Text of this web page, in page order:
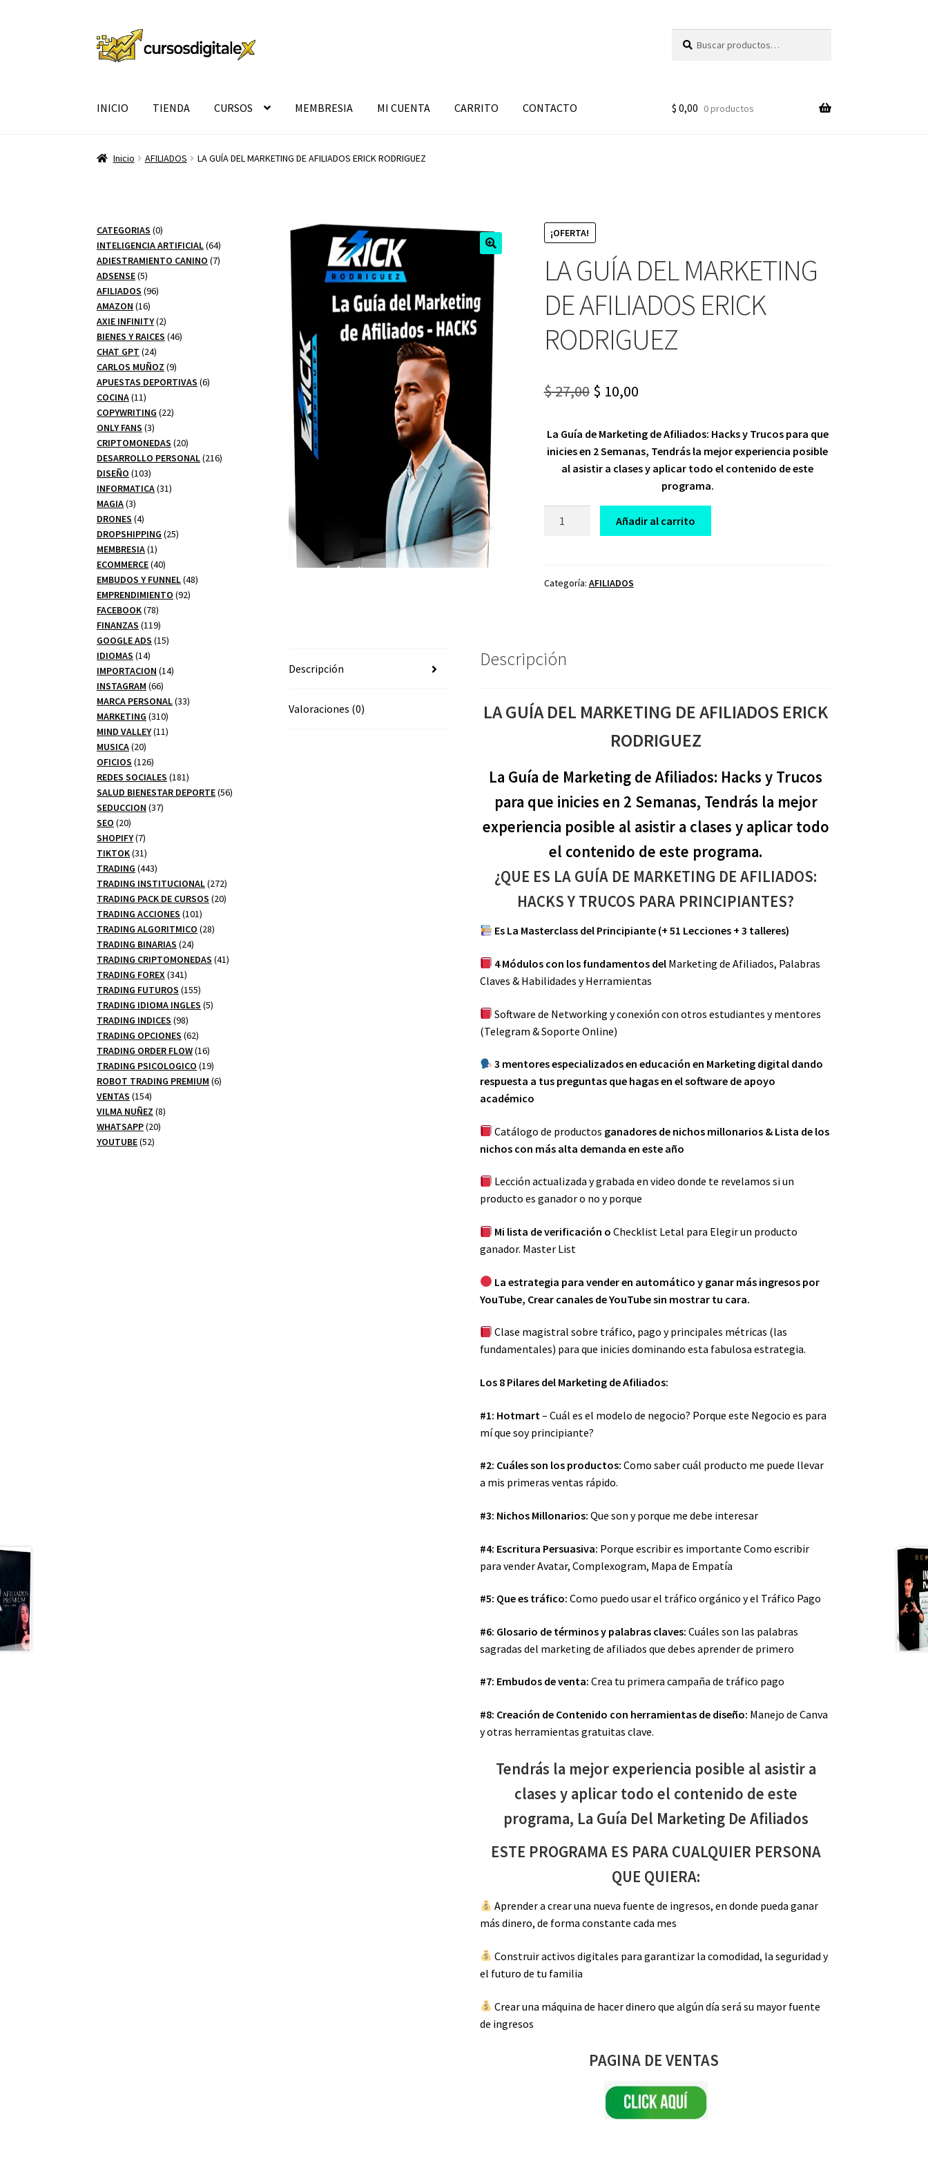
Ir
a
Ir
al
por:
INICIO TIENDA CURSOS MEMBRESIA MI CUENTA CARRITO CONTACTO $ 0,00 0 productos
Inicio AFILIADOS LA GUÍA DEL MARKETING DE AFILIADOS ERICK RODRIGUEZ
¡OFERTA!
LA GUÍA DEL MARKETING
DE AFILIADOS ERICK
RODRIGUEZ
$27,00 Original
was:
$ 27,00.
$ 10,00Current
is:
$ 10,00.
La Guía de Marketing de Afiliados: Hacks y Trucos para que
inicies en 2 Semanas, Tendrás la mejor experiencia posible
al asistir a clases y aplicar todo el contenido de este
programa.
DE
cantidad
Añadir al carrito
Categoría: AFILIADOS
Descripción
Valoraciones (0)
Descripción
LA GUÍA DEL MARKETING DE AFILIADOS ERICK
RODRIGUEZ
La Guía de Marketing de Afiliados: Hacks y Trucos
para que inicies en 2 Semanas, Tendrás la mejor
experiencia posible al asistir a clases y aplicar todo
el contenido de este programa.
¿QUE ES LA GUÍA DE MARKETING DE AFILIADOS:
HACKS Y TRUCOS PARA PRINCIPIANTES?
Es La Masterclass del Principiante (+ 51 Lecciones + 3 talleres)
4 Módulos con los fundamentos del Marketing de Afiliados, Palabras
Claves & Habilidades y Herramientas
Software de Networking y conexión con otros estudiantes y mentores
(Telegram & Soporte Online)
3 mentores especializados en educación en Marketing digital dando
respuesta a tus preguntas que hagas en el software de apoyo
académico
Catálogo de productos ganadores de nichos millonarios & Lista de los
nichos con más alta demanda en este año
Lección actualizada y grabada en video donde te revelamos si un
producto es ganador o no y porque
Mi lista de verificación oChecklist Letal para Elegir un producto
ganador. Master List
La estrategia para vender en automático y ganar más ingresos por
YouTube, Crear canales de YouTube sin mostrar tu cara.
Clase magistral sobre tráfico, pago y principales métricas (las
fundamentales) para que inicies dominando esta fabulosa estrategia.
Los 8 Pilares del Marketing de Afiliados:
#1: Hotmart– Cuál es el modelo de negocio? Porque este Negocio es para
mí que soy principiante?
#2: Cuáles son los productos: Como saber cuál producto me puede llevar
a mis primeras ventas rápido.
#3: Nichos Millonarios: Que son y porque me debe interesar
#4: Escritura Persuasiva: Porque escribir es importante Como escribir
para vender Avatar, Complexogram, Mapa de Empatía
#5: Que es tráfico:Como puedo usar el tráfico orgánico y el Tráfico Pago
#6: Glosario de términos y palabras claves: Cuáles son las palabras
sagradas del marketing de afiliados que debes aprender de primero
#7: Embudos de venta: Crea tu primera campaña de tráfico pago
#8: Creación de Contenido con herramientas de diseño: Manejo de Canva
y otras herramientas gratuitas clave.
Tendrás la mejor experiencia posible al asistir a
clases y aplicar todo el contenido de este
programa, La Guía Del Marketing De Afiliados
ESTE PROGRAMA ES PARA CUALQUIER PERSONA
QUE QUIERA:
Aprender a crear una nueva fuente de ingresos, en donde pueda ganar
más dinero, de forma constante cada mes
Construir activos digitales para garantizar la comodidad, la seguridad y
el futuro de tu familia
Crear una máquina de hacer dinero que algún día será su mayor fuente
de ingresos
PAGINA DE VENTAS
CATEGORIAS 00
productos
INTELIGENCIA ARTIFICIAL 6464
productos
ADIESTRAMIENTO CANINO 77
ADSENSE 55
productos
AFILIADOS 9696
AMAZON 1616
productos
AXIE INFINITY 22
productos
BIENES Y RAICES 4646
CHAT GPT 2424
productos
CARLOS MUÑOZ 99
productos
APUESTAS DEPORTIVAS 66
COCINA 1111
productos
COPYWRITING 2222
ONLY FANS 33
productos
CRIPTOMONEDAS 2020
productos
DESARROLLO PERSONAL 216216
DISEÑO 103103
productos
INFORMATICA 3131
MAGIA 33
productos
DRONES 44
productos
DROPSHIPPING 2525
MEMBRESIA 11
producto
ECOMMERCE 4040
productos
EMBUDOS Y FUNNEL 4848
EMPRENDIMIENTO 9292
FACEBOOK 7878
productos
FINANZAS 119119
productos
GOOGLE ADS 1515
IDIOMAS 1414
productos
IMPORTACION 1414
INSTAGRAM 6666
productos
MARCA PERSONAL 3333
MARKETING 310310
productos
MIND VALLEY 1111
MUSICA 2020
productos
OFICIOS 126126
productos
REDES SOCIALES 181181
productos
SALUD BIENESTAR DEPORTE 5656
SEDUCCION 3737
SEO 2020
productos
SHOPIFY 77
productos
TIKTOK 3131
productos
TRADING 443443
productos
TRADING INSTITUCIONAL 272272
productos
TRADING PACK DE CURSOS 2020
TRADING ACCIONES 101101
productos
TRADING ALGORITMICO 2828
TRADING BINARIAS 2424
productos
TRADING CRIPTOMONEDAS 4141
TRADING FOREX 341341
productos
TRADING FUTUROS 155155
productos
TRADING IDIOMA INGLES 55
TRADING INDICES 9898
productos
TRADING OPCIONES 6262
productos
TRADING ORDER FLOW 1616
productos
TRADING PSICOLOGICO 1919
productos
ROBOT TRADING PREMIUM 66
VENTAS 154154
productos
VILMA NUÑEZ 88
WHATSAPP 2020
YOUTUBE 5252